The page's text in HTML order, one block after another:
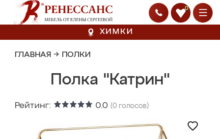
0
ХИМКИ
ГЛАВНАЯ → ПОЛКИ
Полка "Катрин"
Рейтинг: 0.0 (0 голосов)